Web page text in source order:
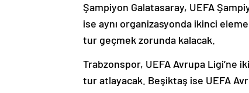
Şampiyon Galatasaray, UEFA
ise aynı organizasyonda ikinci
tur geçmek zorunda kalacak.
Trabzonspor, UEFA Avrupa Ligi’ne
tur atlayacak. Beşiktaş ise UEFA